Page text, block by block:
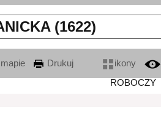
(1622)
Drukuj ikony
ROBOCZY